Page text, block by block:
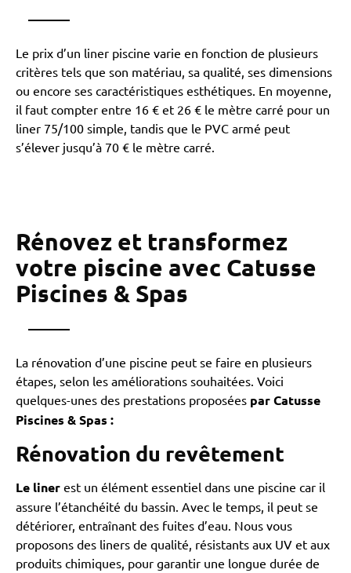
Le prix d’un liner piscine varie en fonction de plusieurs
critères tels que son matériau, sa qualité, ses dimensions
ou encore ses caractéristiques esthétiques. En moyenne,
il faut compter entre 16 € et 26 € le mètre carré pour un
liner 75/100 simple, tandis que le PVC armé peut
s’élever jusqu’à 70 € le mètre carré.
Rénovez et transformez
votre piscine avec Catusse
Piscines & Spas
La rénovation d’une piscine peut se faire en plusieurs
étapes, selon les améliorations souhaitées. Voici
quelques-unes des prestations proposées par Catusse
Piscines & Spas :
Rénovation du revêtement
Le liner est un élément essentiel dans une piscine car il
assure l’étanchéité du bassin. Avec le temps, il peut se
détériorer, entraînant des fuites d’eau. Nous vous
proposons des liners de qualité, résistants aux UV et aux
produits chimiques, pour garantir une longue durée de